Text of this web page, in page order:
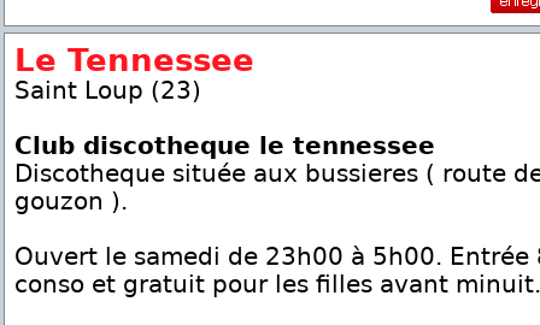
Le Tennessee
Saint Loup (23)
Club discotheque le tennessee
Discotheque située aux bussieres ( route
gouzon ).
Ouvert le samedi de 23h00 à 5h00. Entrée
conso et gratuit pour les filles avant minuit.